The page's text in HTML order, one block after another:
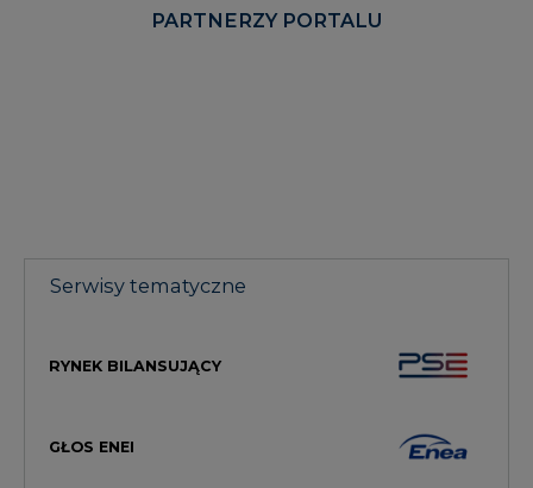
PARTNERZY PORTALU
Serwisy tematyczne
RYNEK BILANSUJĄCY
GŁOS ENEI